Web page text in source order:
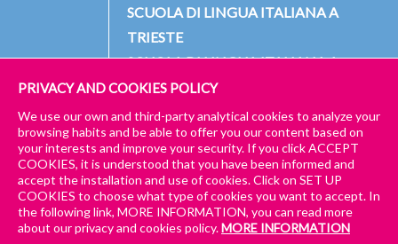
SCUOLA DI LINGUA ITALIANA A
TRIESTE
SCUOLA DI LINGUA ITALIANA A
TROPEA
© 2023 PICCOLA UNIVERSITÀ ITALIANA IMPRESSUM
GENERAL TERMS AND CONDITIONS – TRIESTE & TROPEA
GENERAL TERMS AND CONDITIONS – LEZIONI ONLINE E IBRIDE
PRIVACY AND COOKIES POLICY
We use our own and third-party analytical cookies to analyze your
browsing habits and be able to offer you our content based on
your interests and improve your security. If you click ACCEPT
COOKIES, it is understood that you have been informed and
accept the installation and use of cookies. Click on SET UP
COOKIES to choose what type of cookies you want to accept. In
the following link, MORE INFORMATION, you can read more
about our privacy and cookies policy.MORE INFORMATION